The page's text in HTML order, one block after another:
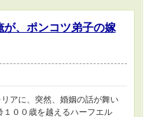
が、ポンコツ弟子の嫁
アに、突然、婚姻の話が舞い
００歳を越えるハーフエル